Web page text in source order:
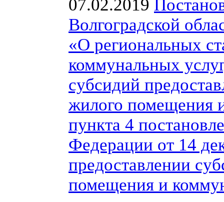
07.02.2019
Волгоградской
«О региональных
коммунальных
субсидий
жилого помещения
пункта 4
Федерации от 14
предоставлении
помещения и